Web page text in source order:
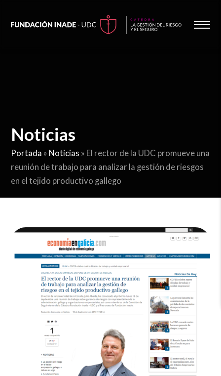
Noticias
Portada » Noticias » El rector de la UDC promueve una
reunión de trabajo para analizar la gestión de riesgos
en el tejido productivo gallego